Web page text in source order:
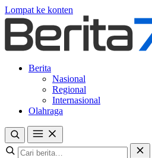
Lompat ke konten
Berita
Nasional
Regional
Internasional
Olahraga